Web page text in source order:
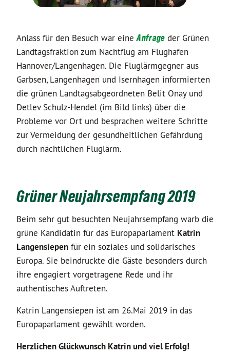
Anlass für den Besuch war eineAnfrageder Grünen
Landtagsfraktion zum Nachtflug am Flughafen
Hannover/Langenhagen. Die Fluglärmgegner aus
Garbsen, Langenhagen und Isernhagen informierten
die grünen Landtagsabgeordneten Belit Onay und
Detlev Schulz-Hendel (im Bild links) über die
Probleme vor Ort und besprachen weitere Schritte
zur Vermeidung der gesundheitlichen Gefährdung
durch nächtlichen Fluglärm.
Grüner Neujahrsempfang 2019
Beim sehr gut besuchten Neujahrsempfang warb die
grüne Kandidatin für das Europaparlament Katrin
Langensiepen für ein soziales und solidarisches
Europa. Sie beindruckte die Gäste besonders durch
ihre engagiert vorgetragene Rede und ihr
authentisches Auftreten.
Katrin Langensiepen ist am 26.Mai 2019 in das
Europaparlament gewählt worden.
Herzlichen Glückwunsch Katrin und viel Erfolg!